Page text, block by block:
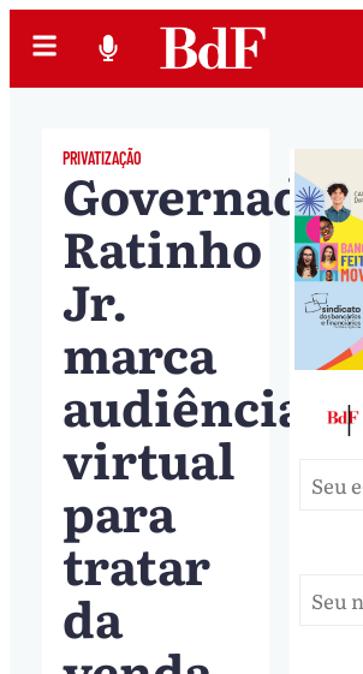
PRIVATIZAÇÃO
Governador
Ratinho
Jr.
marca
audiência
virtual
para
tratar
da
|